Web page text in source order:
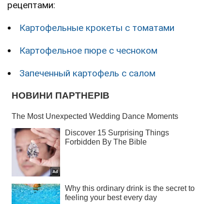
рецептами:
Картофельные крокеты с томатами
Картофельное пюре с чесноком
Запеченный картофель с салом